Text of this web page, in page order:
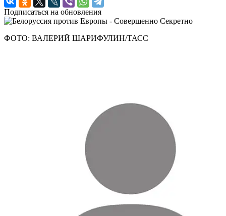
Подписаться на обновления
ФОТО: ВАЛЕРИЙ ШАРИФУЛИН/ТАСС